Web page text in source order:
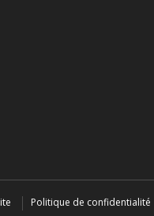
Politique de confidentialité